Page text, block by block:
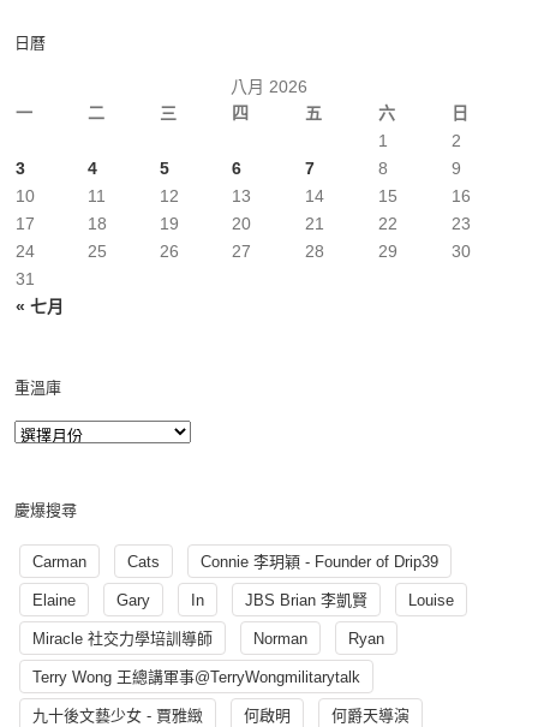
日曆
八月 2026
一
二 三 四 五 六 日
« 七月
1
2
3
4 5 6 7 8
9
10
11 12 13 14 15
16
17
18 19 20 21 22
23
24
25 26 27 28 29
30
31
重溫庫
慶爆搜尋
Carman Cats Connie 李玥穎 - Founder of Drip39
Elaine Gary In JBS Brian 李凱賢 Louise
Miracle 社交力學培訓導師 Norman Ryan
Terry Wong 王總講軍事@TerryWongmilitarytalk
九十後文藝少女 - 賈雅緻 何啟明 何爵天導演